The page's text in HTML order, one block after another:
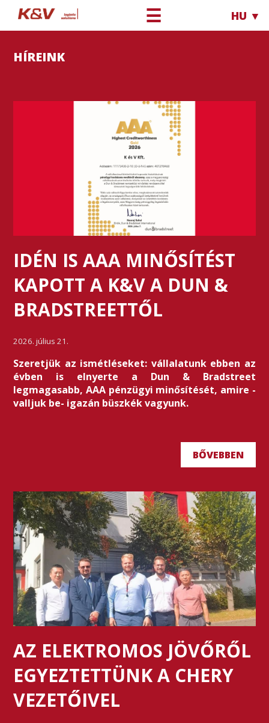
☰ HU ▼
HÍREINK
IDÉN IS AAA MINŐSÍTÉST
KAPOTT A K&V A DUN &
BRADSTREETTŐL
2026. július 21.
Szeretjük az ismétléseket: vállalatunk ebben az
évben is elnyerte a Dun & Bradstreet
legmagasabb, AAA pénzügyi minősítését, amire -
valljuk be- igazán büszkék vagyunk.
BŐVEBBEN
AZ ELEKTROMOS JÖVŐRŐL
EGYEZTETTÜNK A CHERY
VEZETŐIVEL